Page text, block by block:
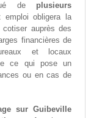
de plusieurs
emploi obligera la
auprès des
financières de
et locaux
ce qui pose un
ou en cas de
sur Guibeville